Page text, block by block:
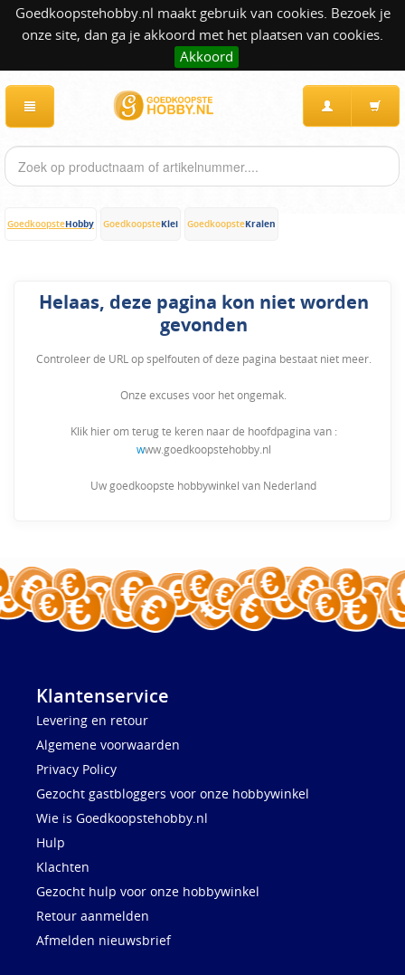
Goedkoopstehobby.nl maakt gebruik van cookies. Bezoek je
onze site, dan ga je akkoord met het plaatsen van cookies.
Akkoord
GoedkoopsteHobby GoedkoopsteKlei GoedkoopsteKralen
Helaas, deze pagina kon niet worden
gevonden
Controleer de URL op spelfouten of deze pagina bestaat niet meer.
Onze excuses voor het ongemak.
Klik hier om terug te keren naar de hoofdpagina van :
www.goedkoopstehobby.nl
Uw goedkoopste hobbywinkel van Nederland
Klantenservice
Levering en retour
Algemene voorwaarden
Privacy Policy
Gezocht gastbloggers voor onze hobbywinkel
Wie is Goedkoopstehobby.nl
Hulp
Klachten
Gezocht hulp voor onze hobbywinkel
Retour aanmelden
Afmelden nieuwsbrief